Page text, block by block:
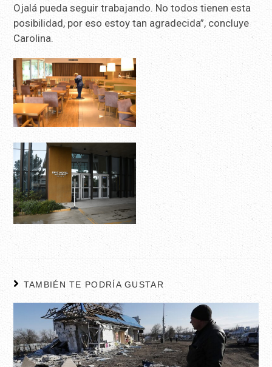
Ojalá pueda seguir trabajando. No todos tienen esta
posibilidad, por eso estoy tan agradecida”, concluye
Carolina.
TAMBIÉN TE PODRÍA GUSTAR